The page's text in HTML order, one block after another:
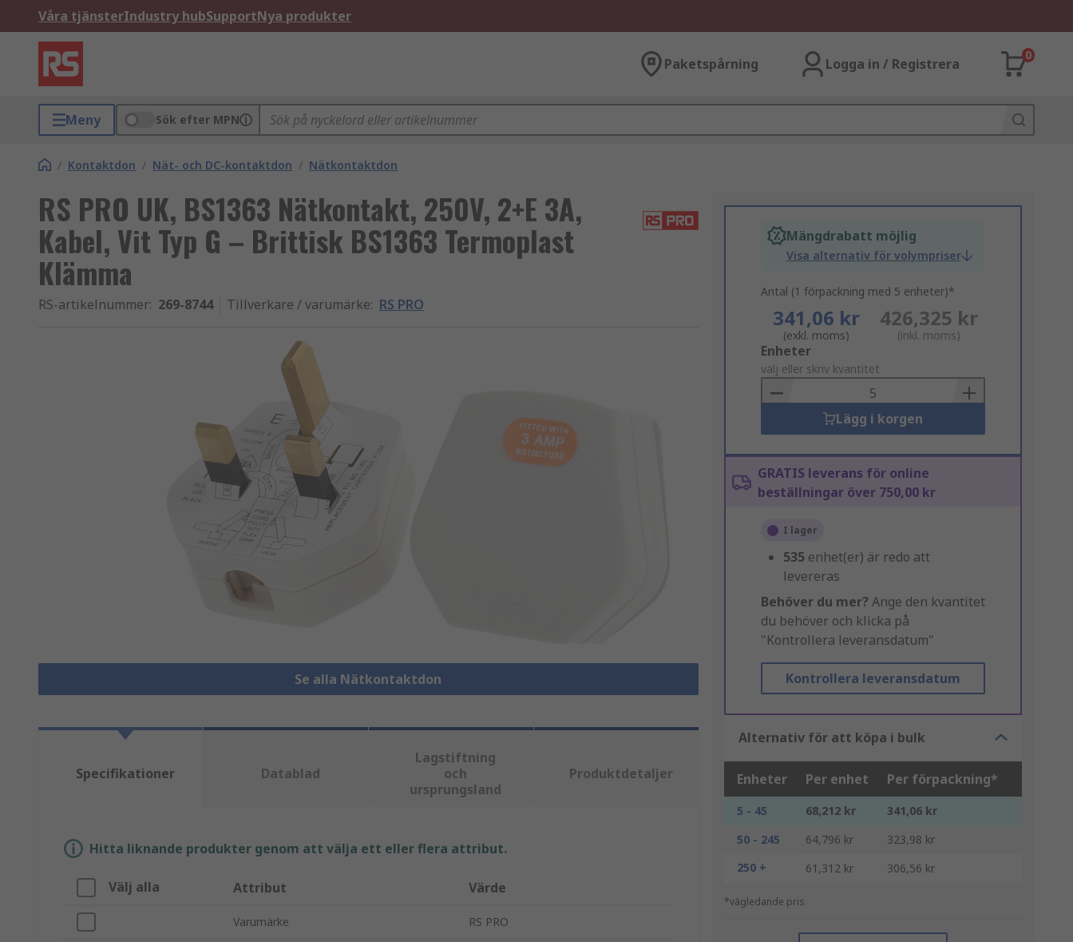
Våra tjänsterIndustry hubSupportNya produkter
Paketspårning Logga in / Registrera
0
Meny Sök efter MPN
/ Kontaktdon / Nät- och DC-kontaktdon / Nätkontaktdon
RS PRO UK, BS1363 Nätkontakt, 250V, 2+E 3A,
Kabel, Vit Typ G – Brittisk BS1363 Termoplast
Klämma
RS-artikelnummer: 269-8744 Tillverkare / varumärke: RS PRO
Se alla Nätkontaktdon
Mängdrabatt möjlig
Visa alternativ för volympriser
Antal (1 förpackning med 5 enheter)*
341,06 kr
(exkl. moms)
426,325 kr
(inkl. moms)
Add
to
Basket
Enheter
välj eller skriv kvantitet
Lägg i korgen
GRATIS leverans för online
beställningar över 750,00 kr
I lager
535 enhet(er) är redo att
levereras
Behöver du mer? Ange den kvantitet
du behöver och klicka på
"Kontrollera leveransdatum"
Kontrollera leveransdatum
Alternativ för att köpa i bulk
Enheter Per enhet Per förpackning*
5 - 45 68,212 kr
341,06 kr
50 - 245
64,796 kr
323,98 kr
250 +
61,312 kr 306,56 kr
*vägledande pris
Specifikationer Datablad
Lagstiftning
och
ursprungsland
Produktdetaljer
Hitta liknande produkter genom att välja ett eller flera attribut.
Välj alla Attribut Värde
Varumärke RS PRO